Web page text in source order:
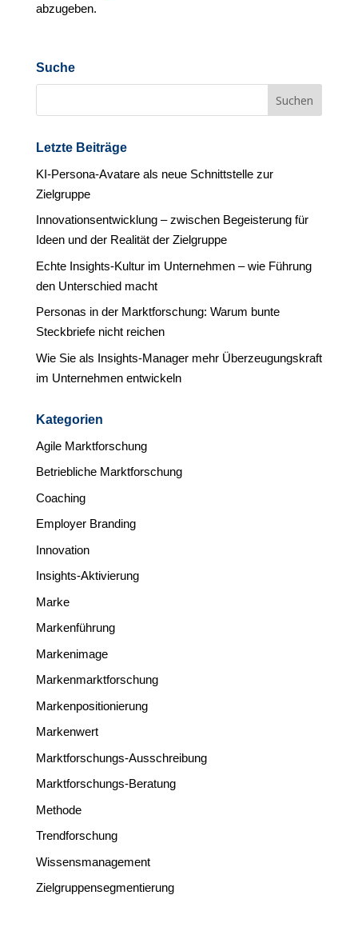
abzugeben.
Suche
Letzte Beiträge
KI-Persona-Avatare als neue Schnittstelle zur
Zielgruppe
Innovationsentwicklung – zwischen Begeisterung für
Ideen und der Realität der Zielgruppe
Echte Insights-Kultur im Unternehmen – wie Führung
den Unterschied macht
Personas in der Marktforschung: Warum bunte
Steckbriefe nicht reichen
Wie Sie als Insights-Manager mehr Überzeugungskraft
im Unternehmen entwickeln
Kategorien
Agile Marktforschung
Betriebliche Marktforschung
Coaching
Employer Branding
Innovation
Insights-Aktivierung
Marke
Markenführung
Markenimage
Markenmarktforschung
Markenpositionierung
Markenwert
Marktforschungs-Ausschreibung
Marktforschungs-Beratung
Methode
Trendforschung
Wissensmanagement
Zielgruppensegmentierung